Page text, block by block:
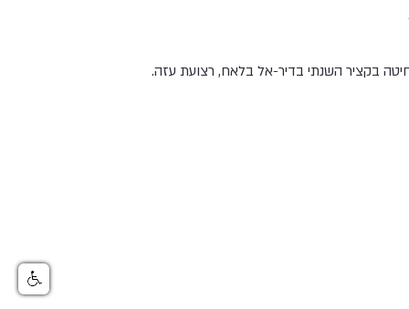
בקציר השנתי בדיר-אל בלאח, רצועת עזה.